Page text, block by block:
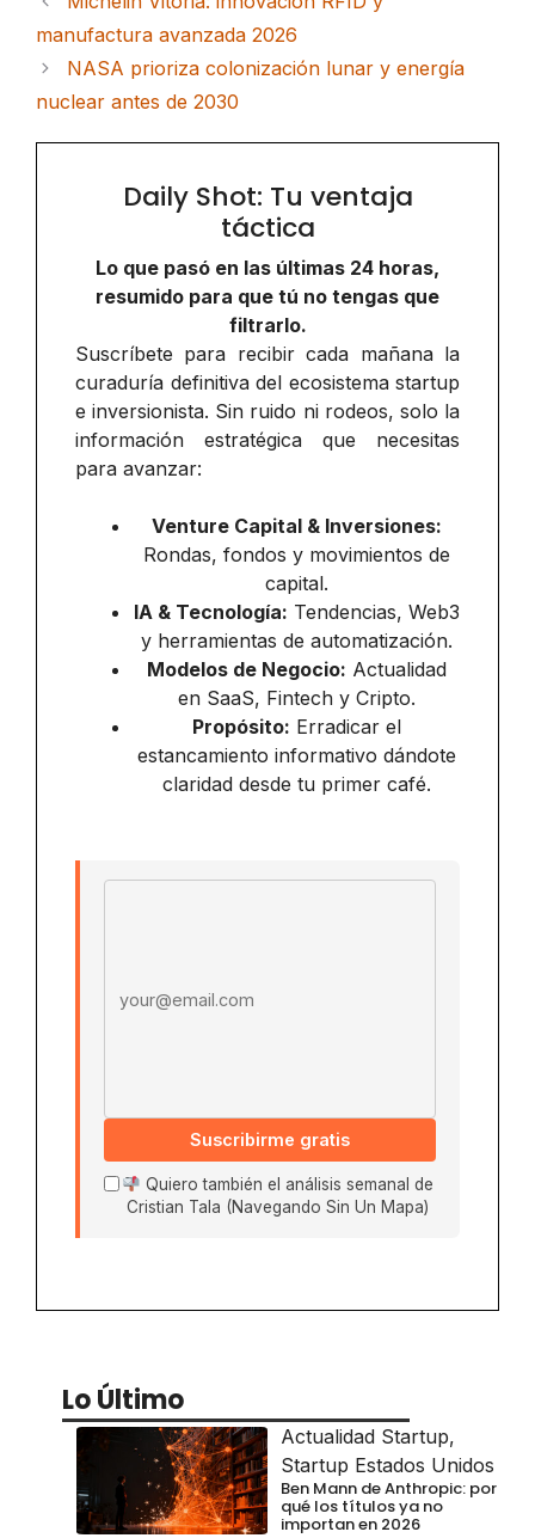
manufactura avanzada 2026
NASA prioriza colonización lunar y energía
nuclear antes de 2030
Daily Shot: Tu ventaja
táctica
Lo que pasó en las últimas 24 horas,
resumido para que tú no tengas que
filtrarlo.
Suscríbete para recibir cada mañana la
curaduría definitiva del ecosistema startup
e inversionista. Sin ruido ni rodeos, solo la
información estratégica que necesitas
para avanzar:
Venture Capital & Inversiones:
Rondas, fondos y movimientos de
capital.
IA & Tecnología: Tendencias, Web3
y herramientas de automatización.
Modelos de Negocio: Actualidad
en SaaS, Fintech y Cripto.
Propósito: Erradicar el
estancamiento informativo dándote
claridad desde tu primer café.
Suscribirme gratis
Quiero también el análisis semanal de
Cristian Tala (Navegando Sin Un Mapa)
Lo Último
Actualidad Startup,
Startup Estados Unidos
Ben Mann de Anthropic: por
qué los títulos ya no
importan en 2026